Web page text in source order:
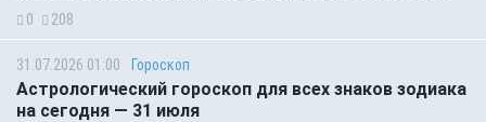
0 208
31.07.2026 01:00 Гороскоп
Астрологический гороскоп для всех знаков зодиака
на сегодня — 31 июля